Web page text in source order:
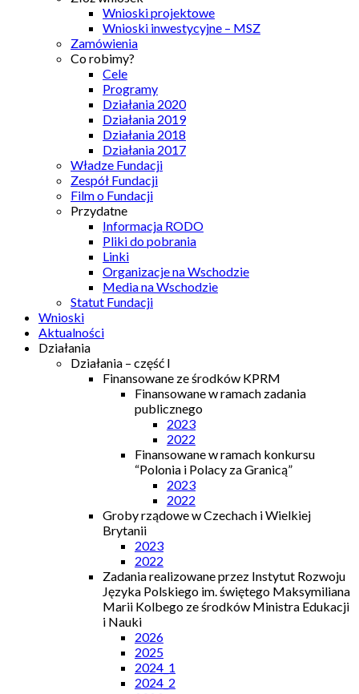
Wnioski projektowe
Wnioski inwestycyjne – MSZ
Zamówienia
Co robimy?
Cele
Programy
Działania 2020
Działania 2019
Działania 2018
Działania 2017
Władze Fundacji
Zespół Fundacji
Film o Fundacji
Przydatne
Informacja RODO
Pliki do pobrania
Linki
Organizacje na Wschodzie
Media na Wschodzie
Statut Fundacji
Wnioski
Aktualności
Działania
Działania – część I
Finansowane ze środków KPRM
Finansowane w ramach zadania
publicznego
2023
2022
Finansowane w ramach konkursu
“Polonia i Polacy za Granicą”
2023
2022
Groby rządowe w Czechach i Wielkiej
Brytanii
2023
2022
Zadania realizowane przez Instytut Rozwoju
Języka Polskiego im. świętego Maksymiliana
Marii Kolbego ze środków Ministra Edukacji
i Nauki
2026
2025
2024_1
2024_2